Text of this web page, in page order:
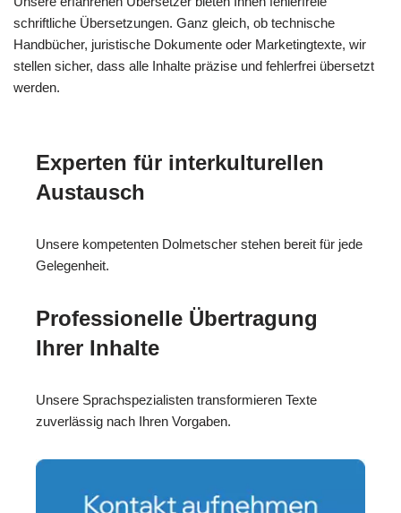
schriftliche Übersetzungen. Ganz gleich, ob technische
Handbücher, juristische Dokumente oder Marketingtexte, wir
stellen sicher, dass alle Inhalte präzise und fehlerfrei übersetzt
werden.
Experten für interkulturellen
Austausch
Unsere kompetenten Dolmetscher stehen bereit für jede
Gelegenheit.
Professionelle Übertragung
Ihrer Inhalte
Unsere Sprachspezialisten transformieren Texte
zuverlässig nach Ihren Vorgaben.